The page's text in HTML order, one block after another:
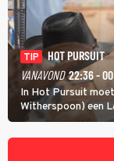
TIP
HOT PURSUIT
VANAVOND 22:36 -
In Hot Pursuit
Witherspoon) een
Vergara)
maffiatypes.